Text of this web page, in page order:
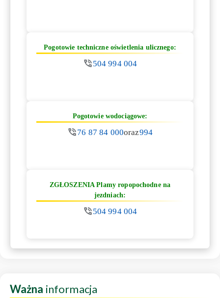
Pogotowie techniczne oświetlenia ulicznego:
504 994 004
Pogotowie wodociągowe:
76 87 84 000oraz994
ZGŁOSZENIA Plamy ropopochodne na
jezdniach:
504 994 004
Ważna informacja